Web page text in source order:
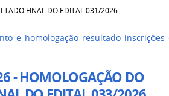
FINAL DO EDITAL 031/2026
- HOMOLOGAÇÃO DO